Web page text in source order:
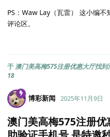
PS：Waw Lay（瓦雷） 这小编
评论区。
于 澳门美高梅575注册优惠大厅找
18
博彩新闻 2025年11月9日
澳门美高梅575注册